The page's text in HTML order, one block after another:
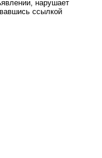
нарушает
ссылкой